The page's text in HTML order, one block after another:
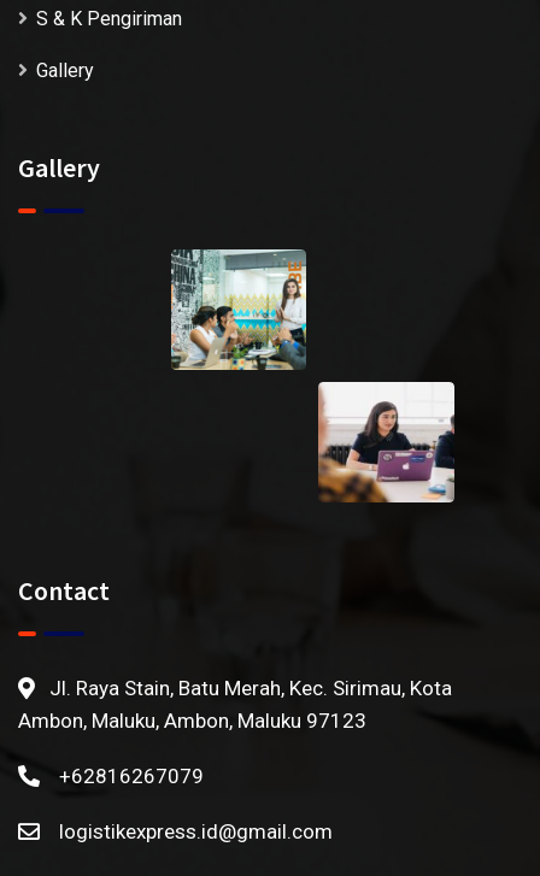
S & K Pengiriman
Gallery
Gallery
Contact
Jl. Raya Stain, Batu Merah, Kec. Sirimau, Kota
Ambon, Maluku, Ambon, Maluku 97123
+62816267079
logistikexpress.id@gmail.com